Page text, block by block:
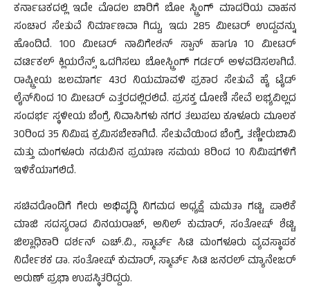
ಕರ್ನಾಟಕದಲ್ಲಿ ಇದೇ ಮೊದಲ ಬಾರಿಗೆ ಬೋ ಸ್ಟ್ರಿಂಗ್ ಮಾದರಿಯ ವಾಹನ
ಸಂಚಾರ ಸೇತುವೆ ನಿರ್ಮಾಣವಾ ಗಿದ್ದು, ಇದು 285 ಮೀಟರ್ ಉದ್ದವನ್ನು
ಹೊಂದಿದೆ. 100 ಮೀಟರ್ ನಾವಿಗೇಶನ್ ಸ್ಪಾನ್ ಹಾಗೂ 10 ಮೀಟರ್
ವರ್ಟಿಕಲ್ ಕ್ಲಿಯರೆನ್ಸ್ ಒದಗಿಸಲು ಬೋಸ್ಟ್ರಿಂಗ್ ಗರ್ಡರ್ ಅಳವಡಿಸಲಾಗಿದೆ.
ರಾಷ್ಟ್ರೀಯ ಜಲಮಾರ್ಗ 43ರ ನಿಯಮಾವಳಿ ಪ್ರಕಾರ ಸೇತುವೆ ಹೈ ಟೈಡ್
ಲೈನ್‌ನಿಂದ 10 ಮೀಟರ್ ಎತ್ತರದಲ್ಲಿರಲಿದೆ. ಪ್ರಸಕ್ತ ದೋಣಿ ಸೇವೆ ಲಭ್ಯವಿಲ್ಲದ
ಸಂದರ್ಭ ಸ್ಥಳೀಯ ಬೆಂಗ್ರೆ ನಿವಾಸಿಗಳು ನಗರ ತಲುಪಲು ಕೂಳೂರು ಮೂಲಕ
30ರಿಂದ 35 ನಿಮಿಷ ಕ್ರಮಿಸಬೇಕಾಗಿದೆ. ಸೇತುವೆಯಿಂದ ಬೆಂಗ್ರೆ, ತಣ್ಣೀರುಬಾವಿ
ಮತ್ತು ಮಂಗಳೂರು ನಡುವಿನ ಪ್ರಯಾಣ ಸಮಯ 8ರಿಂದ 10 ನಿಮಿಷಗಳಿಗೆ
ಇಳಿಕೆಯಾಗಲಿದೆ.
ಸಚಿವರೊಂದಿಗೆ ಗೇರು ಅಭಿವೃದ್ಧಿ ನಿಗಮದ ಅಧ್ಯಕ್ಷೆ ಮಮತಾ ಗಟ್ಟಿ, ಪಾಲಿಕೆ
ಮಾಜಿ ಸದಸ್ಯರಾದ ವಿನಯರಾಜ್, ಅನಿಲ್ ಕುಮಾರ್, ಸಂತೋಷ್ ಶೆಟ್ಟಿ,
ಜಿಲ್ಲಾಧಿಕಾರಿ ದರ್ಶನ್ ಎಚ್.ವಿ., ಸ್ಮಾರ್ಟ್ ಸಿಟಿ ಮಂಗಳೂರು ವ್ಯವಸ್ಥಾಪಕ
ನಿರ್ದೇಶಕ ಡಾ. ಸಂತೋಷ್ ಕುಮಾರ್, ಸ್ಮಾರ್ಟ್ ಸಿಟಿ ಜನರಲ್ ಮ್ಯಾನೇಜರ್
ಅರುಣ್ ಪ್ರಭಾ ಉಪಸ್ಥಿತರಿದ್ದರು.